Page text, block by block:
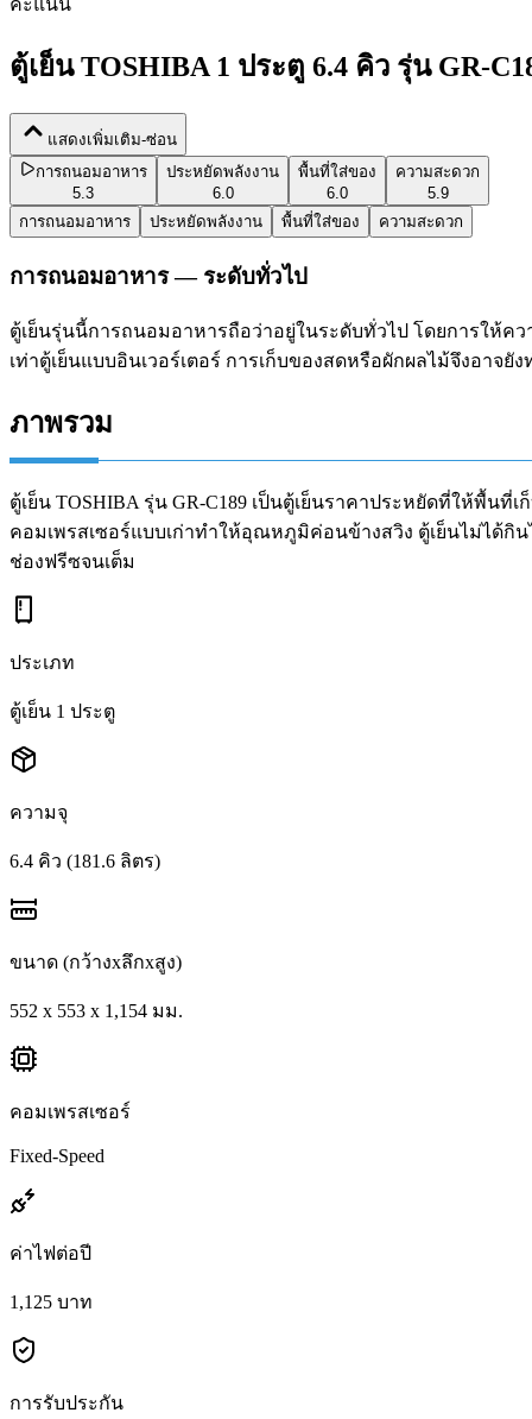
ตู้เย็น TOSHIBA 1 ประตู 6.4 คิว รุ่น GR-
แสดงเพิ่มเติม-ซ่อน
การถนอมอาหาร
5.3
ประหยัดพลังงาน
6.0
พื้นที่ใส่ของ
6.0
ความสะดวก
5.9
การถนอมอาหาร
ประหยัดพลังงาน พื้นที่ใส่ของ ความสะดวก
การถนอมอาหาร — ระดับทั่วไป
ตู้เย็นรุ่นนี้การถนอมอาหารถือว่าอยู่ในระดับทั่วไป โดยการให้ค
เท่าตู้เย็นแบบอินเวอร์เตอร์ การเก็บของสดหรือผักผลไม้จึงอาจยั
ภาพรวม
ตู้เย็น TOSHIBA รุ่น GR-C189 เป็นตู้เย็นราคาประหยัดที่ให้พื้
คอมเพรสเซอร์แบบเก่าทำให้อุณหภูมิค่อนข้างสวิง ตู้เย็นไม่ได้กิ
ช่องฟรีซจนเต็ม
ประเภท
ตู้เย็น 1 ประตู
ความจุ
6.4 คิว (181.6 ลิตร)
ขนาด (กว้างxลึกxสูง)
552 x 553 x 1,154 มม.
คอมเพรสเซอร์
Fixed-Speed
ค่าไฟต่อปี
1,125 บาท
การรับประกัน